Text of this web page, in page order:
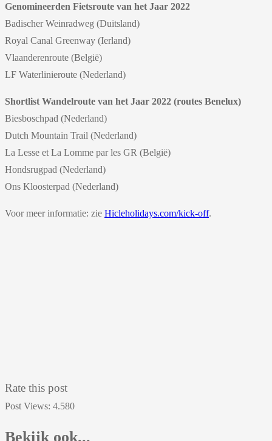
Genomineerden Fietsroute van het Jaar 2022
Badischer Weinradweg (Duitsland)
Royal Canal Greenway (Ierland)
Vlaanderenroute (België)
LF Waterlinieroute (Nederland)
Shortlist Wandelroute van het Jaar 2022 (routes Benelux)
Biesboschpad (Nederland)
Dutch Mountain Trail (Nederland)
La Lesse et La Lomme par les GR (België)
Hondsrugpad (Nederland)
Ons Kloosterpad (Nederland)
Voor meer informatie: zie Hicleholidays.com/kick-off.
Rate this post
Post Views: 4.580
Bekijk ook...